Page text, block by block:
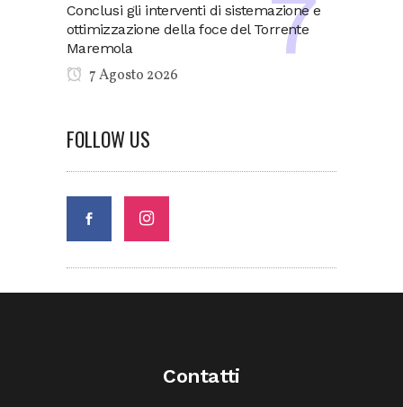
Conclusi gli interventi di sistemazione e
ottimizzazione della foce del Torrente
Maremola
7 Agosto 2026
FOLLOW US
Contatti